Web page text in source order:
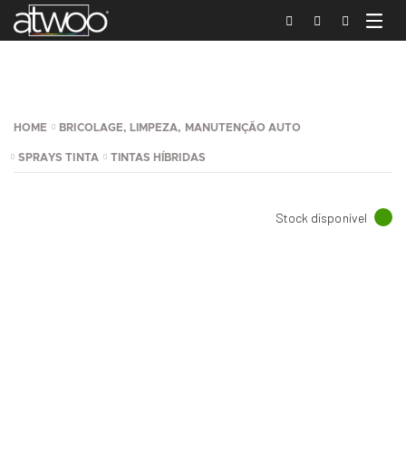
HOME BRICOLAGE, LIMPEZA, MANUTENÇÃO AUTO
SPRAYS TINTA TINTAS HÍBRIDAS
Stock disponível